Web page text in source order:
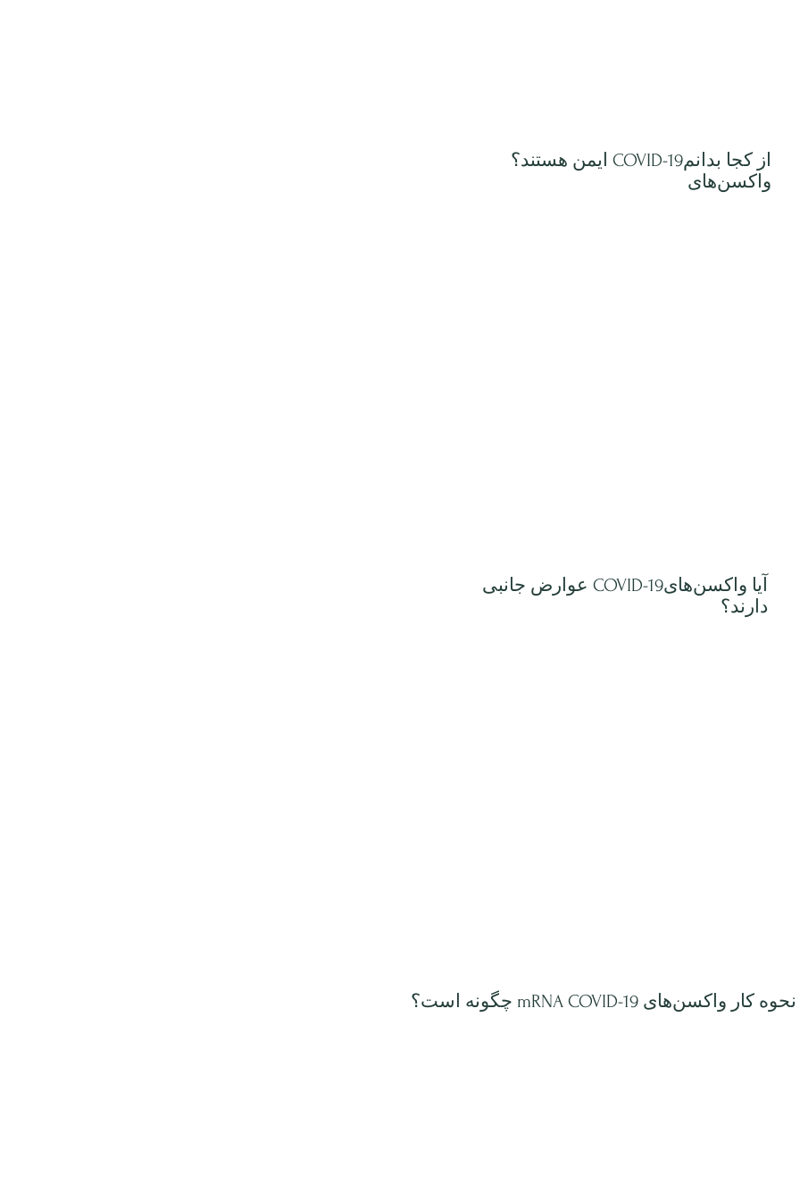
ایمن هستند؟ COVID-19از کجا بدانم
واکسن‌های
آیا واکسن‌هایCOVID-19 عوارض جانبی
دارند؟
چگونه است؟ mRNA COVID-19 نحوه کار واکسن‌های